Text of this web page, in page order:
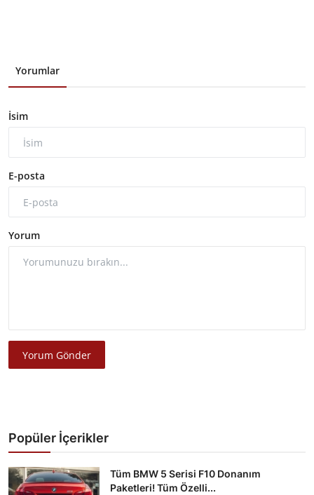
Yorumlar
İsim
E-posta
Yorum
Yorum Gönder
Popüler İçerikler
Tüm BMW 5 Serisi F10 Donanım
Paketleri! Tüm Özelli...